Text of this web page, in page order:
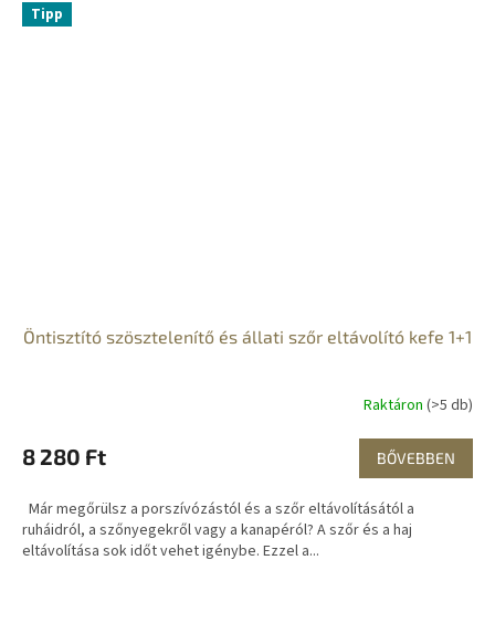
Tipp
Öntisztító szösztelenítő és állati szőr eltávolító kefe 1+1
Raktáron (>5 db)
8 280 Ft BŐVEBBEN
Már megőrülsz a porszívózástól és a szőr eltávolításától a
ruháidról, a szőnyegekről vagy a kanapéról? A szőr és a haj
eltávolítása sok időt vehet igénybe. Ezzel a...